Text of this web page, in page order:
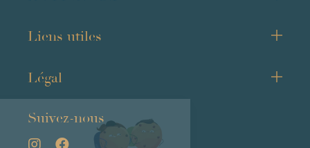
Liens utiles
Légal
Suivez-nous
Salut c'est nous...
les Cookies !